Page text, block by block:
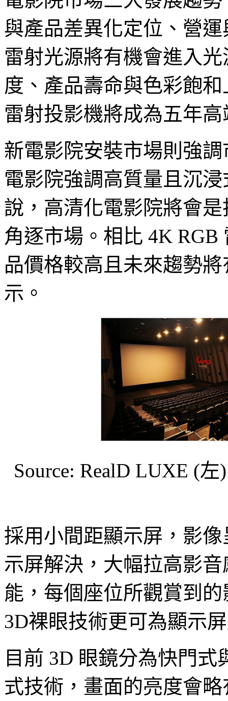
與產品差異化定位、營
雷射光源將有機會進入
度、產品壽命與色彩飽
雷射投影機將成為五年
新電影院安裝市場則強
電影院強調高質量且沉
說，高清化電影院將會
角逐市場。相比 4K
品價格較高且未來趨勢
示。
Source: RealD LUXE (
採用小間距顯示屏，影
示屏解決，大幅拉高影
能，每個座位所觀賞到
3D裸眼技術更可為顯示
目前 3D 眼鏡分為快門
式技術，畫面的亮度會